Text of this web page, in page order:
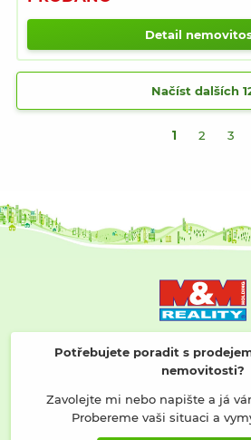
Detail
Načíst dalších
1 2 3
Potřebujete poradit s
nemovitosti?
Zavolejte mi nebo napište a já
Probereme vaši situaci a